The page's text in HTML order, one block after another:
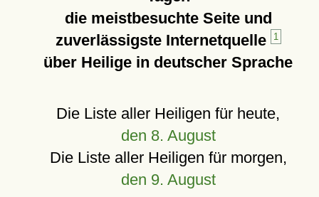
die meistbesuchte Seite und
zuverlässigste Internetquelle
1
über Heilige in deutscher Sprache
Die Liste aller Heiligen für heute,
den 8. August
Die Liste aller Heiligen für morgen,
den 9. August